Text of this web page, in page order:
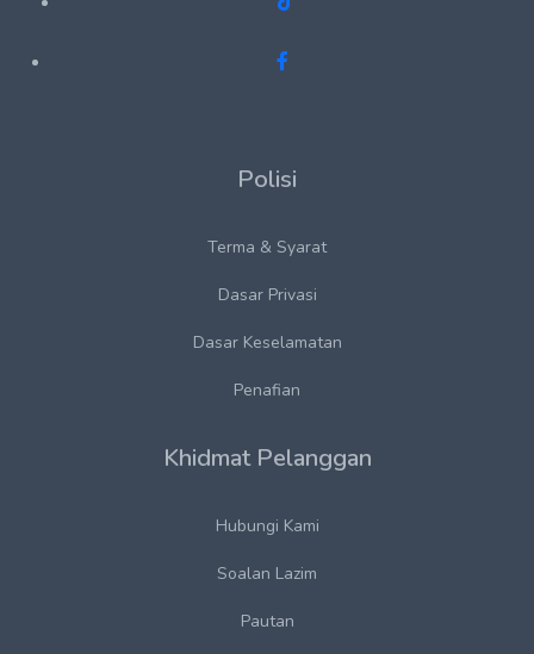
Polisi
Terma & Syarat
Dasar Privasi
Dasar Keselamatan
Penafian
Khidmat Pelanggan
Hubungi Kami
Soalan Lazim
Pautan